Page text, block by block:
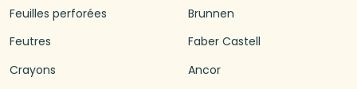
Feuilles perforées
Feutres
Crayons
Brunnen
Faber Castell
Ancor